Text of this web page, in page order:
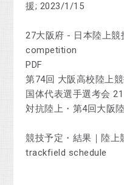
援; 2023/1/15
27大阪府 - 日本陸上
competition
PDF
第74回 大阪高校陸上
国体代表選手選考会
対抗陸上・第4回大阪
競技予定・結果｜陸上
trackfield schedule